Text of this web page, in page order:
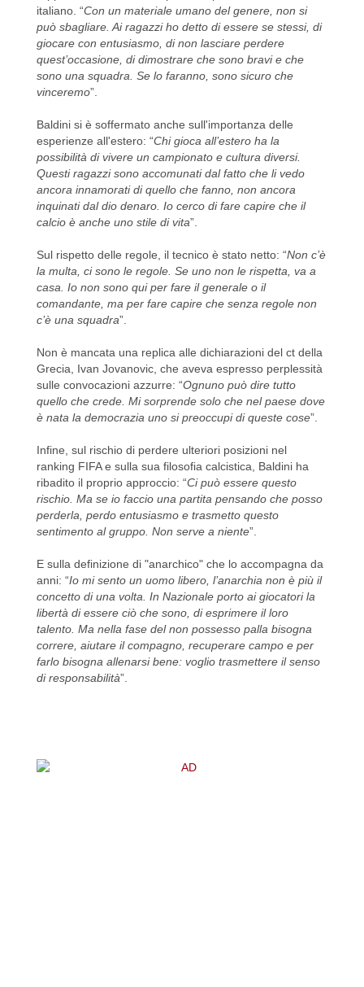
italiano. “Con un materiale umano del genere, non si
può sbagliare. Ai ragazzi ho detto di essere se stessi, di
giocare con entusiasmo, di non lasciare perdere
quest’occasione, di dimostrare che sono bravi e che
sono una squadra. Se lo faranno, sono sicuro che
vinceremo”.
Baldini si è soffermato anche sull'importanza delle
esperienze all'estero: “Chi gioca all’estero ha la
possibilità di vivere un campionato e cultura diversi.
Questi ragazzi sono accomunati dal fatto che li vedo
ancora innamorati di quello che fanno, non ancora
inquinati dal dio denaro. Io cerco di fare capire che il
calcio è anche uno stile di vita”.
Sul rispetto delle regole, il tecnico è stato netto: “Non c’è
la multa, ci sono le regole. Se uno non le rispetta, va a
casa. Io non sono qui per fare il generale o il
comandante, ma per fare capire che senza regole non
c’è una squadra”.
Non è mancata una replica alle dichiarazioni del ct della
Grecia, Ivan Jovanovic, che aveva espresso perplessità
sulle convocazioni azzurre: “Ognuno può dire tutto
quello che crede. Mi sorprende solo che nel paese dove
è nata la democrazia uno si preoccupi di queste cose”.
Infine, sul rischio di perdere ulteriori posizioni nel
ranking FIFA e sulla sua filosofia calcistica, Baldini ha
ribadito il proprio approccio: “Ci può essere questo
rischio. Ma se io faccio una partita pensando che posso
perderla, perdo entusiasmo e trasmetto questo
sentimento al gruppo. Non serve a niente”.
E sulla definizione di "anarchico" che lo accompagna da
anni: “Io mi sento un uomo libero, l’anarchia non è più il
concetto di una volta. In Nazionale porto ai giocatori la
libertà di essere ciò che sono, di esprimere il loro
talento. Ma nella fase del non possesso palla bisogna
correre, aiutare il compagno, recuperare campo e per
farlo bisogna allenarsi bene: voglio trasmettere il senso
di responsabilità”.